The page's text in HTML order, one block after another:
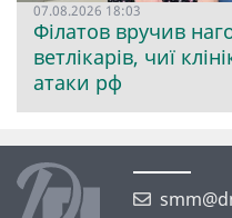
07.08.2026 18:03
Філатов вручив
ветлікарів, чиї
атаки рф